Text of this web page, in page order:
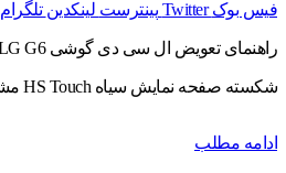
فیس بوک Twitter پینترست لینکدین تلگرام
شکسته صفحه نمایش سیاه HS Touch مشکل نمایش مرحله 1...
ادامه مطلب